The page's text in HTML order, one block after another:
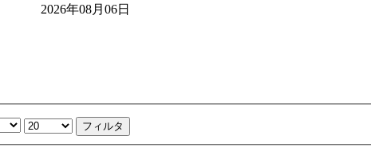
2026年08月06日
フィルタ